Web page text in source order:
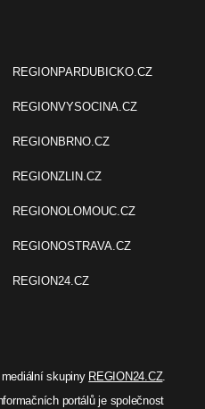
REGIONPARDUBICKO.CZ
REGIONVYSOCINA.CZ
REGIONBRNO.CZ
REGIONZLIN.CZ
REGIONOLOMOUC.CZ
REGIONOSTRAVA.CZ
REGION24.CZ
skupiny REGION24.CZ.
portálů je společnost